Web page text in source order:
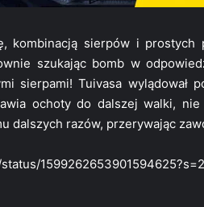
kombinacją sierpów i prostych
szukając bomb w
sierpami! Tuivasa wylądował
ochoty do dalszej walki,
dalszych razów, przerywając